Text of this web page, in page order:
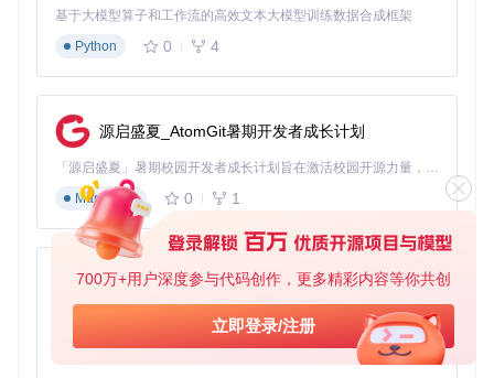
700万+用户深度参与代码创作，更多精彩内容等你共创
立即登录/注册
基于大模型算子和工作流的高效文本大模型训练数据合成框架
Python
0 4
源启盛夏_AtomGit暑期开发者成长计划
「源启盛夏」暑期校园开发者成长计划旨在激活校园开源力量，通过积分激励、认证扶持、资源倾斜等形式，引导高校组织和开发者完成「入驻 — 建项目 — 做贡献 — 获认证 — 得资源」的完整闭环。无论你是想带领社团入驻平台的组织者，还是希望用代码贡献证明自己的开发者，都能在这里找到属于你的成长路径。
Markdown
0 1
py-xiaozhi
基于Python的Xiaozhi AI，适用于想要完整Xiaozhi体验而无需拥有专用硬件的用户。
Python
0 1